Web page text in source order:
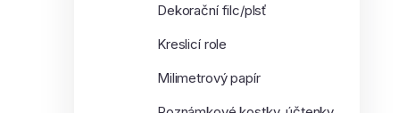
Dekorační filc/plsť
Kreslicí role
Milimetrový papír